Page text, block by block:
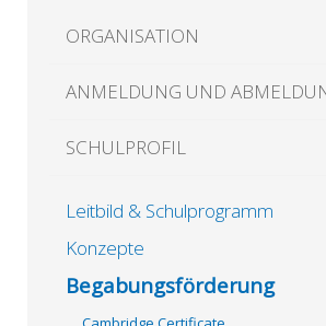
ORGANISATION
ANMELDUNG UND
SCHULPROFIL
Leitbild & Schulprogramm
Konzepte
Begabungsförderung